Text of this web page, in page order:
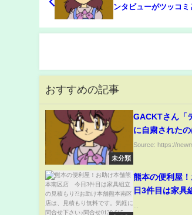
ンタビューがツッコ
おすすめの記事
未分類
GACKTさん「
に自粛された
と。だが、こ
Source: https://
熊本の便利屋
日3件目は家具